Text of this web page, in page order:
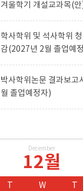
겨울학기 개설교과목(
학사학위 및 석사학위
감(2027년 2월 졸업예
박사학위논문 결과보
월 졸업예정자)
12월
December
W